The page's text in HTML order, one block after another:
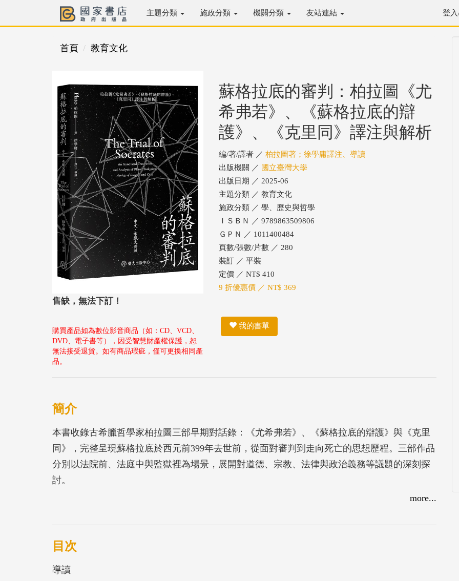
主題分類 施政分類 機關分類 友站連結 登
首頁 教育文化
售缺，無法下訂！
購買產品如為數位影音商品（如：CD、VCD、
DVD、電子書等），因受智慧財產權保護，恕
無法接受退貨。如有商品瑕疵，僅可更換相同產
品。
蘇格拉底的審判：柏拉圖《尤
希弗若》、《蘇格拉底的辯
護》、《克里同》譯注與解析
編/著/譯者 ／ 柏拉圖著；徐學庸譯注、導讀
出版機關 ／ 國立臺灣大學
出版日期 ／ 2025-06
主題分類 ／ 教育文化
施政分類 ／ 學、歷史與哲學
ＩＳＢＮ ／ 9789863509806
ＧＰＮ ／ 1011400484
頁數/張數/片數 ／ 280
裝訂 ／ 平裝
定價 ／ NT$ 410
9 折優惠價 ／ NT$ 369
我的書單
簡介
本書收錄古希臘哲學家柏拉圖三部早期對話錄：《尤希弗若》、《蘇格拉底的辯護》與《克里
同》，完整呈現蘇格拉底於西元前399年去世前，從面對審判到走向死亡的思想歷程。三部作品
分別以法院前、法庭中與監獄裡為場景，展開對道德、宗教、法律與政治義務等議題的深刻探
討。
的辯護》是蘇格拉底在法庭上的自白與反擊，不僅力求洗刷自身的汙名及冤屈，亦在辯護過程
中勉力勸導雅典人培養德性，展現他對追求真理的執著。《克里同》則透過蘇格拉底與友人關
念與堅持。
more...
目次
導讀